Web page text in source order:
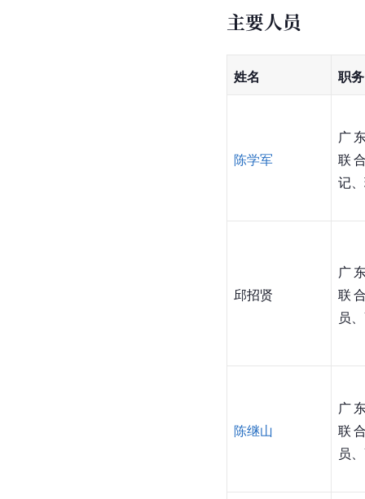
主要人员
姓名 职务
陈学军
广
联
记
邱招贤
广
联
员
陈继山
广
联
员